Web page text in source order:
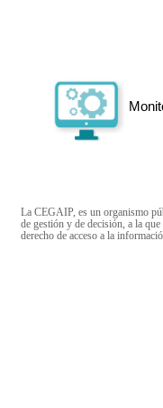
La CEGAIP, es un organismo
de gestión y de decisión, a la
derecho de acceso a la